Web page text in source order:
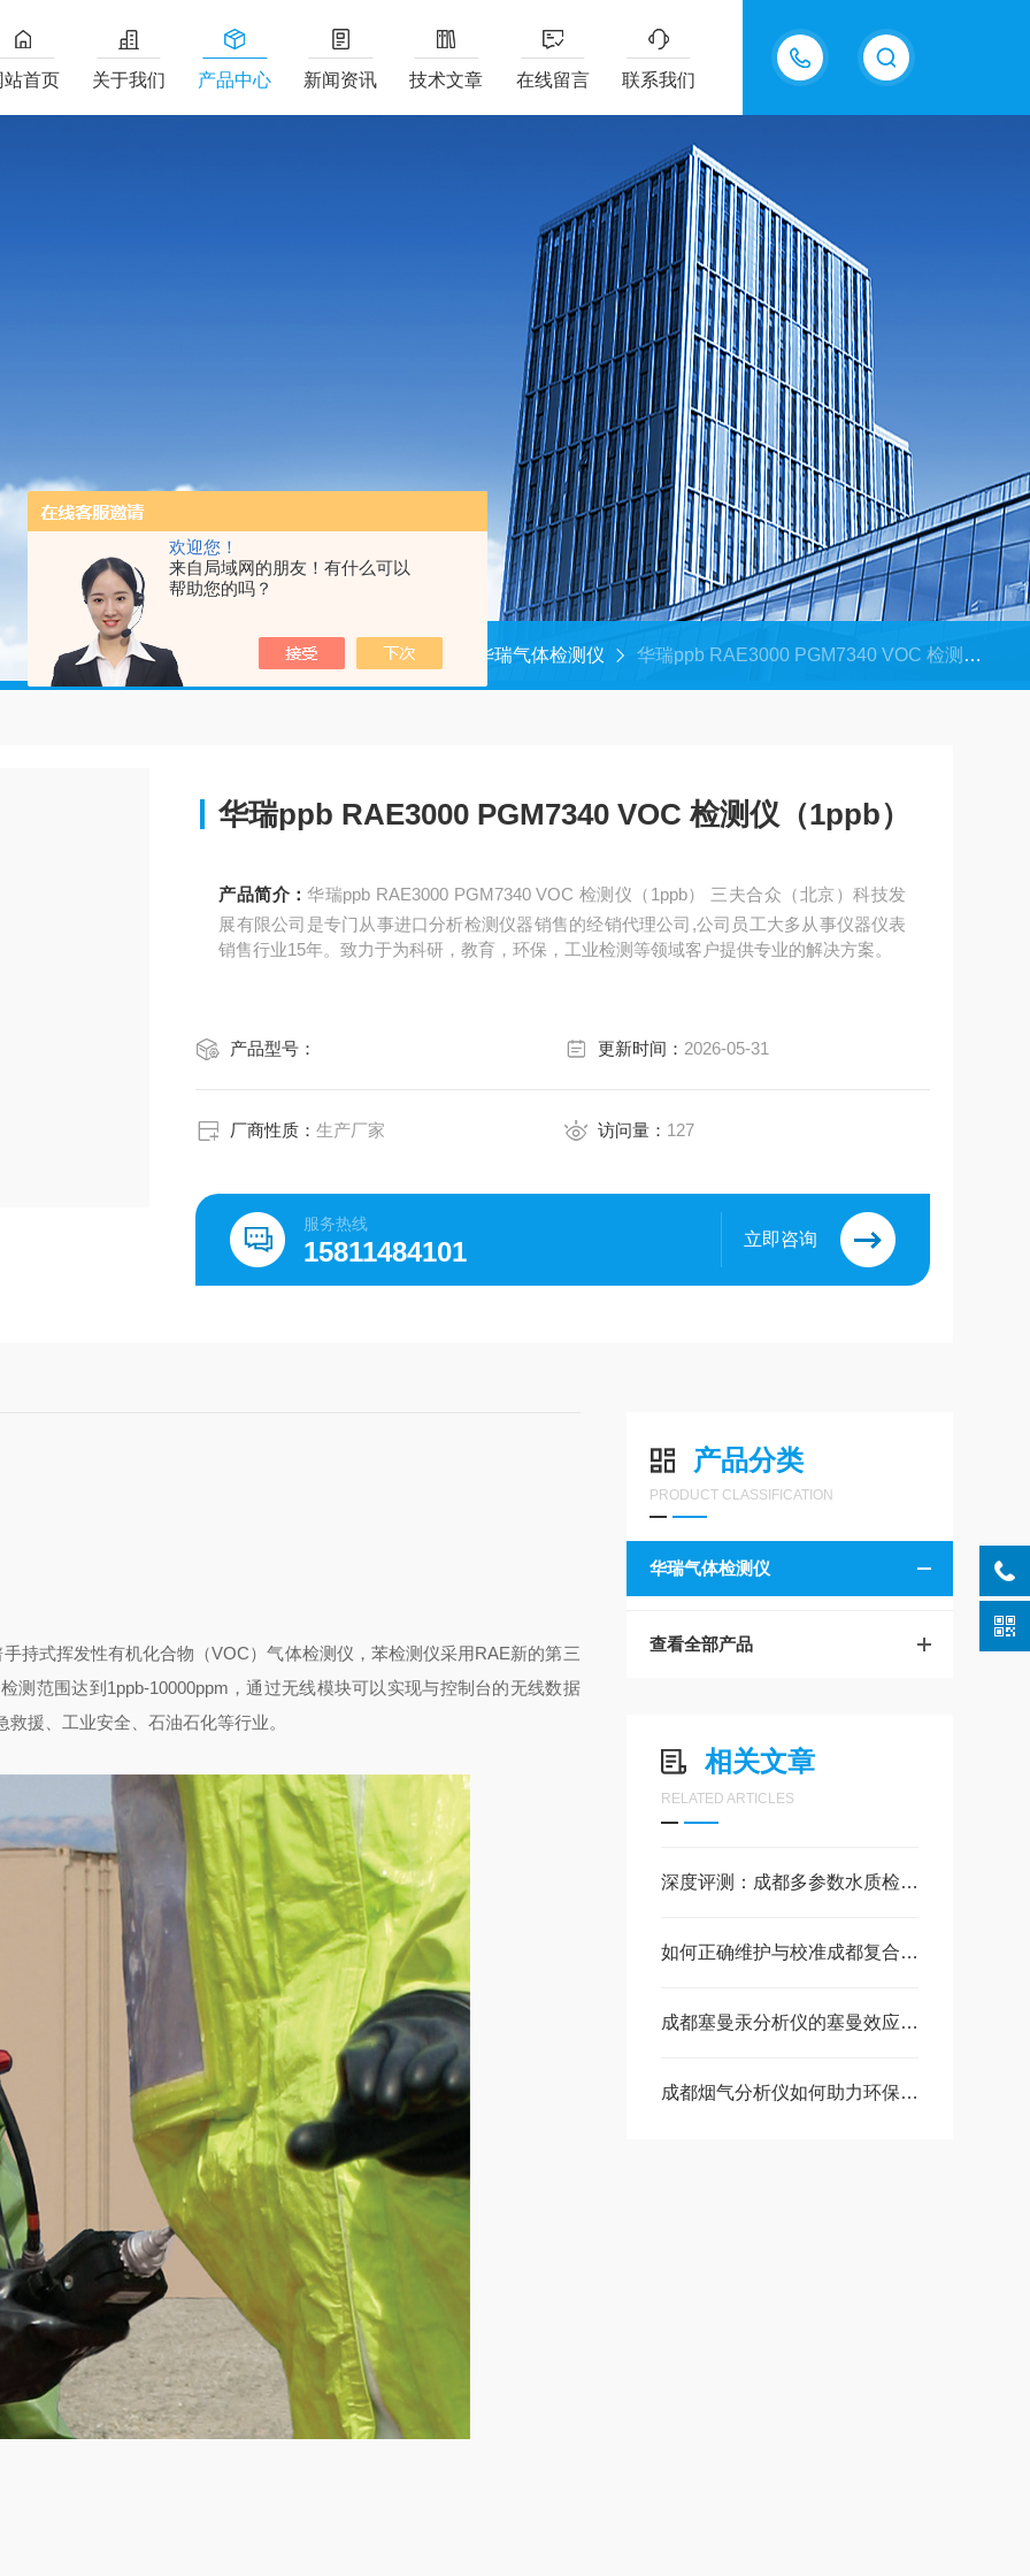
欢迎您！
来自局域网的朋友！有什么可以
帮助您的吗？
15811484101
站首页 关于我们 产品中心 新闻资讯 技术文章 在线留言 联系我们
首页 产品中心 华瑞气体检测仪 华瑞ppb RAE3000 PGM7340 VOC 检测仪（1ppb）
华瑞ppb RAE3000 PGM7340 VOC 检测仪（1ppb）
产品简介：华瑞ppb RAE3000 PGM7340 VOC 检测仪（1ppb） 三夫合众（北京）科技发
展有限公司是专门从事进口分析检测仪器销售的经销代理公司,公司员工大多从事仪器仪表
销售行业15年。致力于为科研，教育，环保，工业检测等领域客户提供专业的解决方案。
产品型号： 更新时间： 2026-05-31
厂商性质：生产厂家 访问量： 127
服务热线
15811484101 立即咨询
产品分类
PRODUCT CLASSIFICATION
华瑞气体检测仪
查看全部产品
相关文章
RELATED ARTICLES
深度评测：成都多参数水质检测仪在低温环境下的数据准确性表现
如何正确维护与校准成都复合气体检测仪以保障其长期稳定性？
成都塞曼汞分析仪的塞曼效应背景校正与热解模块操作
成都烟气分析仪如何助力环保部门实现精准排放监管？
持式挥发性有机化合物（VOC）气体检测仪，苯检测仪采用RAE新的第三
测范围达到1ppb-10000ppm，通过无线模块可以实现与控制台的无线数据
援、工业安全、石油石化等行业。